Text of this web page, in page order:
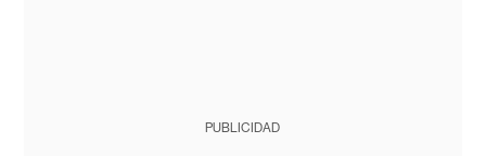
PUBLICIDAD